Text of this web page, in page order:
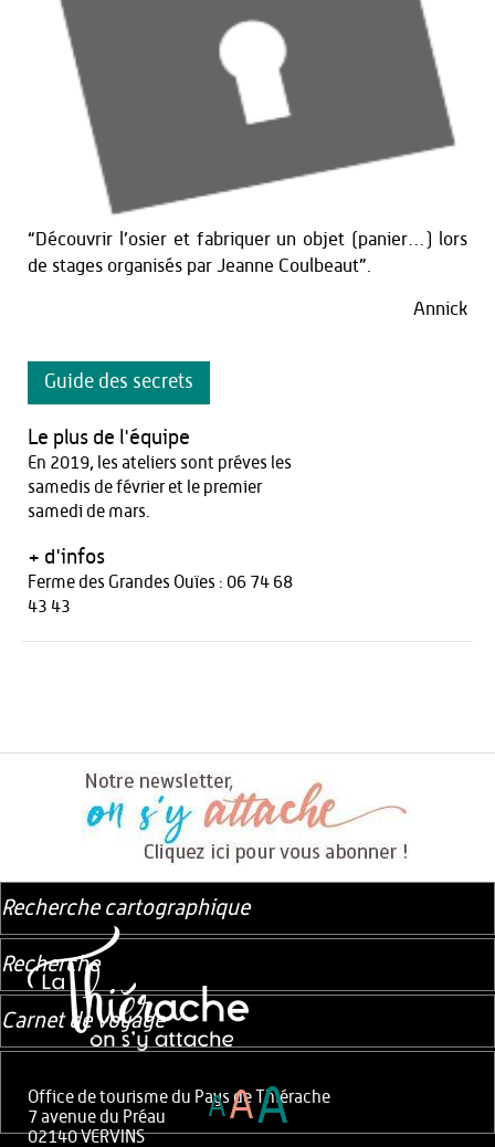
“Découvrir l’osier et fabriquer un objet (panier…) lors
de stages organisés par Jeanne Coulbeaut”.
Annick
Guide des secrets
Le plus de l'équipe
En 2019, les ateliers sont préves les
samedis de février et le premier
samedi de mars.
+ d'infos
Ferme des Grandes Ouïes : 06 74 68
43 43
Office de tourisme du Pays de Thiérache
7 avenue du Préau
02140 VERVINS
Recherche cartographique
Recherche
Carnet de voyage
AAA